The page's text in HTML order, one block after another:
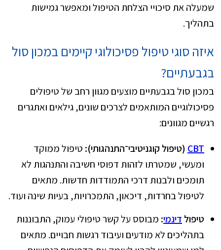
שמעלה את סיכויי הצלחת הטיפול ומאפשר גמישות
בתהליך.
איזה סוגי טיפול פסיכולוגי קיימים במכון סול
בגבעתיים?
במכון סול בגבעתיים מוצעים מגוון רחב של טיפולים
פסיכולוגיים המותאמים לצרכים שונים, גילאים ואתגרים
רגשיים מגוונים:
CBT (טיפול קוגניטיבי־התנהגותי): טיפול ממוקד
ומעשי, שמטרתו לזהות דפוסי חשיבה והתנהגות לא
תומכים ולבנות דרכי התמודדות חדשות. מתאים
לטיפול בחרדות, דיכאון, התמכרויות, בעיות שינה ועוד.
טיפול דינמי: מבוסס על קשר טיפולי עמוק, התבוננות
בתהליכים לא מודעים ועיבוד רגשות חבויים. מתאים